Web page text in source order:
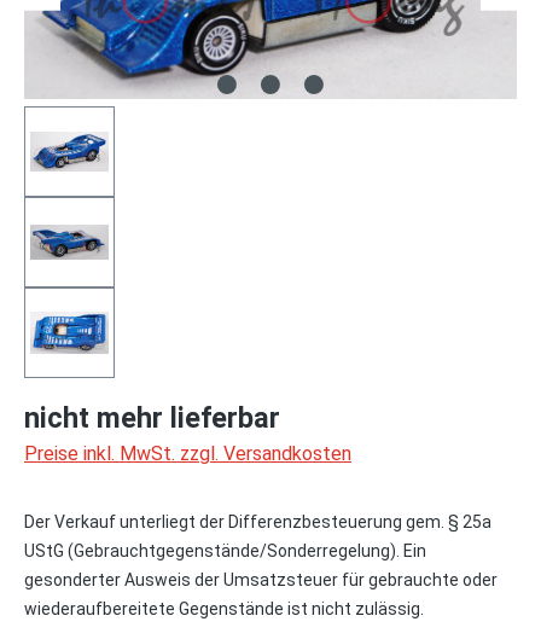
nicht mehr lieferbar
Preise inkl. MwSt. zzgl. Versandkosten
Der Verkauf unterliegt der Differenzbesteuerung gem. § 25a
UStG (Gebrauchtgegenstände/Sonderregelung). Ein
gesonderter Ausweis der Umsatzsteuer für gebrauchte oder
wiederaufbereitete Gegenstände ist nicht zulässig.